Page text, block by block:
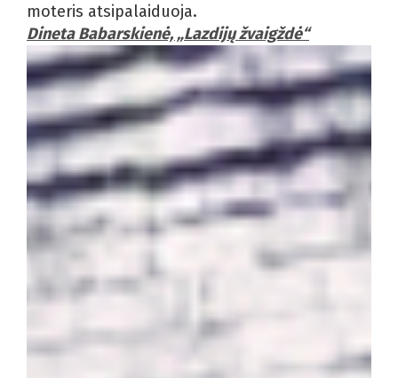
moteris atsipalaiduoja.
Dineta Babarskienė, „Lazdijų žvaigždė“